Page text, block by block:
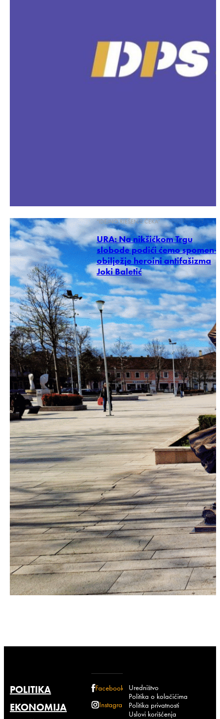
"IDEJNO RJEŠENJE ČEKA"
URA: Na nikšićkom Trgu
slobode podići ćemo spomen-
obilježje heroini antifašizma
Joki Baletić
POLITIKA
EKONOMIJA
Facebook
Instagram
Uredništvo
Politika o kolačićima
Politika privatnosti
Uslovi korišćenja